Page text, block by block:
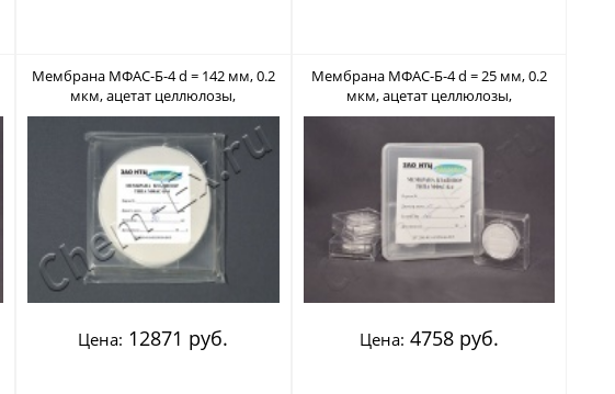
Мембрана МФАС-Б-4 d = 142 мм, 0.2
мкм, ацетат целлюлозы,
нестерильный (Владипор)
Цена: 12871 руб.
Мембрана МФАС-Б-4 d = 25 мм, 0.2
мкм, ацетат целлюлозы,
нестерильный (Владипор)
Цена: 4758 руб.